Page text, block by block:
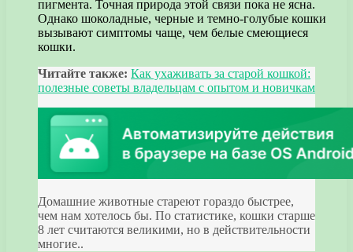
пигмента. Точная природа этой связи пока не ясна.
Однако шоколадные, черные и темно-голубые кошки
вызывают симптомы чаще, чем белые смеющиеся
кошки.
Читайте также: Как ухаживать за старой кошкой:
полезные советы владельцам с опытом и новичкам
Домашние животные стареют гораздо быстрее,
чем нам хотелось бы. По статистике, кошки старше
8 лет считаются великими, но в действительности
многие..